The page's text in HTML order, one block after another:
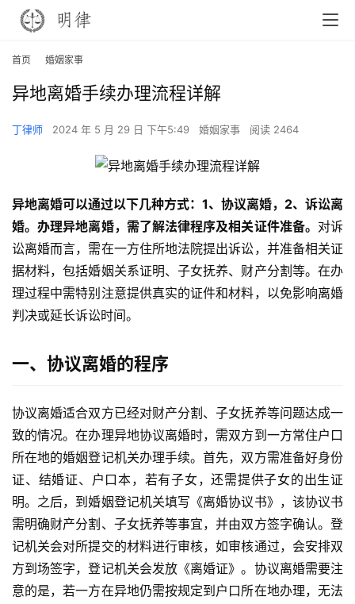
首页 婚姻家事
异地离婚手续办理流程详解
丁律师 2024 年 5 月 29 日 下午5:49 婚姻家事 阅读 2464
异地离婚可以通过以下几种方式：1、协议离婚，2、诉讼离
婚。办理异地离婚，需了解法律程序及相关证件准备。 对诉
讼离婚而言，需在一方住所地法院提出诉讼，并准备相关证
据材料，包括婚姻关系证明、子女抚养、财产分割等。在办
理过程中需特别注意提供真实的证件和材料，以免影响离婚
判决或延长诉讼时间。
一、协议离婚的程序
协议离婚适合双方已经对财产分割、子女抚养等问题达成一
致的情况。在办理异地协议离婚时，需双方到一方常住户口
所在地的婚姻登记机关办理手续。首先，双方需准备好身份
证、结婚证、户口本，若有子女，还需提供子女的出生证
明。之后，到婚姻登记机关填写《离婚协议书》，该协议书
需明确财产分割、子女抚养等事宜，并由双方签字确认。登
记机关会对所提交的材料进行审核，如审核通过，会安排双
方到场签字，登记机关会发放《离婚证》。协议离婚需要注
意的是，若一方在异地仍需按规定到户口所在地办理，无法